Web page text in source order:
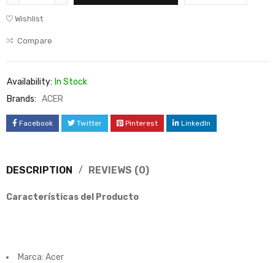
Wishlist
Compare
Availability: In Stock
Brands: ACER
Facebook Twitter Pinterest LinkedIn
DESCRIPTION REVIEWS (0)
Características del Producto
Marca: Acer